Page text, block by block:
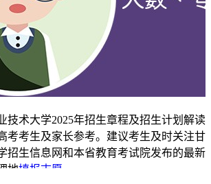
技术大学2025年招生章程及招生计划解读
考考生及家长参考。建议考生及时关注甘
招生信息网和本省教育考试院发布的最新
地填报志愿